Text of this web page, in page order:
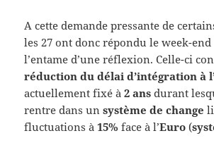
A cette demande pressante de
les 27 ont donc répondu le week-
l’entame d’une réflexion. Celle-ci
réduction du délai d’intégration à
actuellement fixé à2 ans durant
rentre dans unsystème de change
fluctuations à15% face à l’Euro (